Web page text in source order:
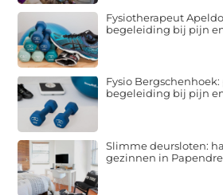
Fysiotherapeut
begeleiding bij pijn
Fysio
begeleiding bij pijn
Slimme deursloten:
gezinnen in